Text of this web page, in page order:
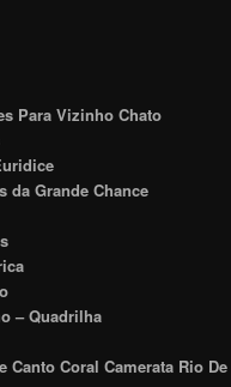
Para Vizinho Chato
da Grande Chance
– Quadrilha
Canto Coral Camerata Rio